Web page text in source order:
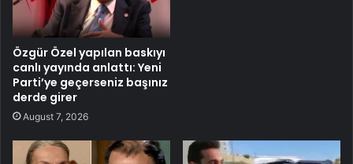
Özgür Özel yapılan baskıyı
canlı yayında anlattı: Yeni
Parti’ye geçerseniz başınız
derde girer
August 7, 2026